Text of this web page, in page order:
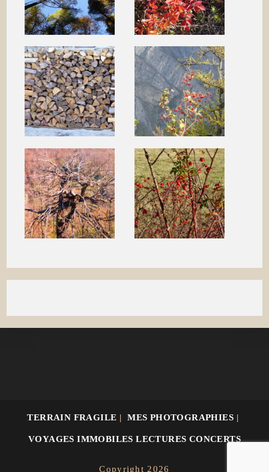
TERRAIN FRAGILE MES PHOTOGRAPHIES
VOYAGES IMMOBILES LECTURES CONCERTS
Copyright 2026